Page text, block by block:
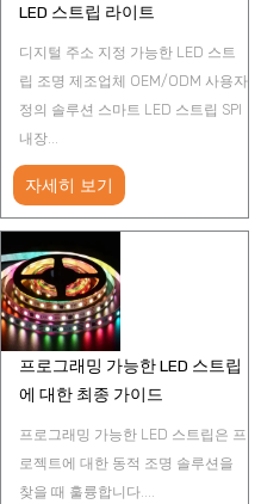
LED 스트립 라이트
디지털 주소 지정 가능한 LED 스트
립 조명 제조업체 OEM/ODM 사용자
정의 솔루션 스마트 LED 스트립 SPI
내장...
자세히 보기
프로그래밍 가능한 LED 스트립
에 대한 최종 가이드
프로그래밍 가능한 LED 스트립은 프
로젝트에 대한 동적 조명 솔루션을
찾을 때 훌륭합니다....